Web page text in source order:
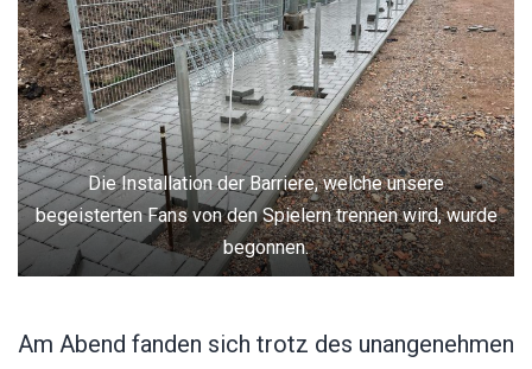
Die Installation der Barriere, welche unsere
begeisterten Fans von den Spielern trennen wird, wurde
begonnen.
Am Abend fanden sich trotz des unangenehmen